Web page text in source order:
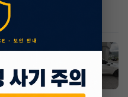
찾으시는분!!
원